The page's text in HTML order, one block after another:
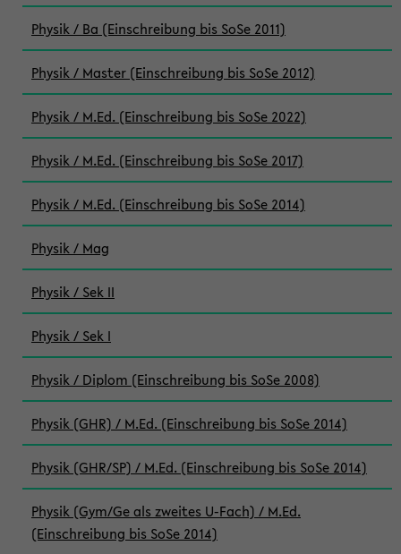
Physik / Ba (Einschreibung bis SoSe 2011)
Physik / Master (Einschreibung bis SoSe 2012)
Physik / M.Ed. (Einschreibung bis SoSe 2022)
Physik / M.Ed. (Einschreibung bis SoSe 2017)
Physik / M.Ed. (Einschreibung bis SoSe 2014)
Physik / Mag
Physik / Sek II
Physik / Sek I
Physik / Diplom (Einschreibung bis SoSe 2008)
Physik (GHR) / M.Ed. (Einschreibung bis SoSe 2014)
Physik (GHR/SP) / M.Ed. (Einschreibung bis SoSe 2014)
Physik (Gym/Ge als zweites U-Fach) / M.Ed.
(Einschreibung bis SoSe 2014)